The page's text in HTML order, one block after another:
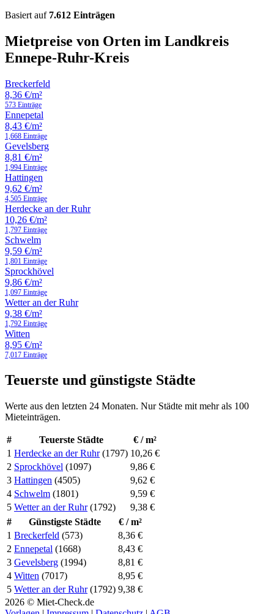
Basiert auf 7.612 Einträgen
Mietpreise von Orten im Landkreis
Ennepe-Ruhr-Kreis
Breckerfeld
8,36 €/m²
573 Einträge
Ennepetal
8,43 €/m²
1,668 Einträge
Gevelsberg
8,81 €/m²
1,994 Einträge
Hattingen
9,62 €/m²
4,505 Einträge
Herdecke an der Ruhr
10,26 €/m²
1,797 Einträge
Schwelm
9,59 €/m²
1,801 Einträge
Sprockhövel
9,86 €/m²
1,097 Einträge
Wetter an der Ruhr
9,38 €/m²
1,792 Einträge
Witten
8,95 €/m²
7,017 Einträge
Teuerste und günstigste Städte
Werte aus den letzten 24 Monaten. Nur Städte mit mehr als 100
Mieteinträgen.
# Teuerste Städte
€ / m²
1 Herdecke an der Ruhr(1797) 10,26 €
2 Sprockhövel (1097)
9,86 €
3 Hattingen (4505)
9,62 €
4 Schwelm (1801)
9,59 €
5 Wetter an der Ruhr(1792)
9,38 €
#
Günstigste Städte
€ / m²
1 Breckerfeld (573)
8,36 €
2 Ennepetal (1668)
8,43 €
3 Gevelsberg (1994)
8,81 €
4 Witten (7017)
8,95 €
5 Wetter an der Ruhr(1792) 9,38 €
2026 © Miet-Check.de